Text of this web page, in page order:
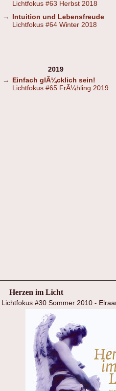
Lichtfokus #63 Herbst 2018
→
Intuition und Lebensfreude
Lichtfokus #64 Winter 2018
2019
→
Einfach glÃ¼cklich sein!
Lichtfokus #65 FrÃ¼hling 2019
Herzen im Licht
Lichtfokus #30 Sommer 2010 -